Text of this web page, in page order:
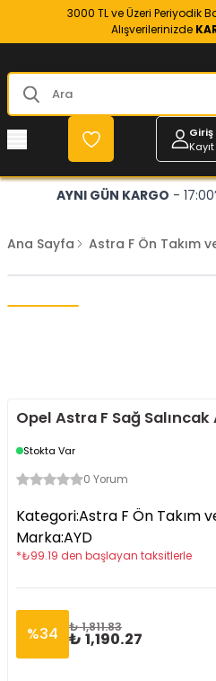
3000 TL ve Üzeri Periyodik
Alışverilerinizde
Giriş
AYNI GÜN KARGO -
Ana Sayfa Astra F Ön Takım
Opel Astra F Sağ
Stokta Var
0 Yorum
Kategori:Astra F Ön Takım
Marka:AYD
*₺99.19 den başlayan taksitlerle
%34 ₺ 1,811.83
₺ 1,190.27